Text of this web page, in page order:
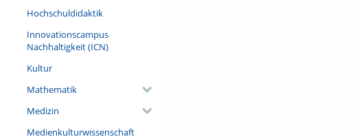
Hochschuldidaktik
Innovationscampus
Nachhaltigkeit (ICN)
Kultur
Mathematik
Medizin
Medienkulturwissenschaft